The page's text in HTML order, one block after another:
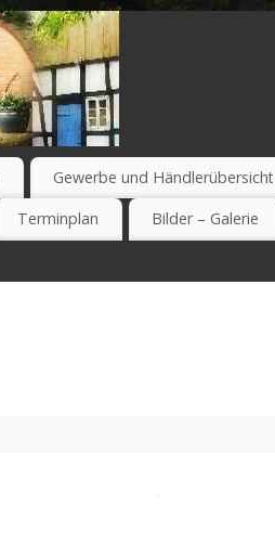
Gewerbe und Händlerübersicht
Terminplan Bilder – Galerie